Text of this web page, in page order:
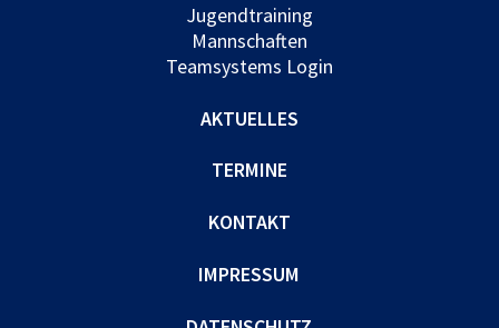
Jugendtraining
Mannschaften
Teamsystems Login
AKTUELLES
TERMINE
KONTAKT
IMPRESSUM